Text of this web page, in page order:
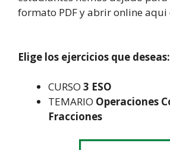
formato PDF y abrir online aqui
Elige los ejercicios que deseas:
CURSO 3 ESO
TEMARIO Operaciones
Fracciones